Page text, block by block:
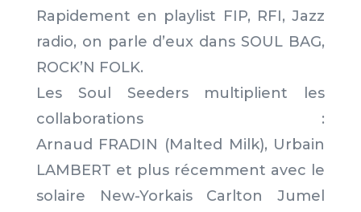
Rapidement en playlist FIP, RFI, Jazz
radio, on parle d’eux dans SOUL BAG,
ROCK’N FOLK.
Les Soul Seedersmultiplient les
collaborations :
Arnaud FRADIN (Malted Milk), Urbain
LAMBERT et plus récemment avec le
solaire New-Yorkais Carlton Jumel